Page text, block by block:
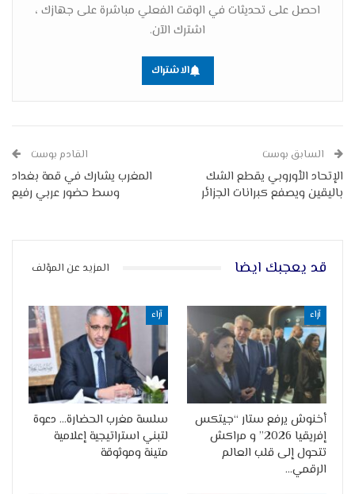
احصل على تحديثات في الوقت الفعلي مباشرة على جهازك ،
اشترك الآن.
الاشتراك
السابق بوست
الإتحاد الأوروبي يقطع الشك
باليقين ويصفع كبرانات الجزائر
القادم بوست
المغرب يشارك في قمة بغداد
وسط حضور عربي رفيع
قد يعجبك ايضا المزيد عن المؤلف
آراء
أخنوش يرفع ستار “جيتكس
إفريقيا 2026” و مراكش
تتحول إلى قلب العالم
الرقمي…
آراء
سلسة مغرب الحضارة… دعوة
لتبني استراتيجية إعلامية
متينة وموثوقة